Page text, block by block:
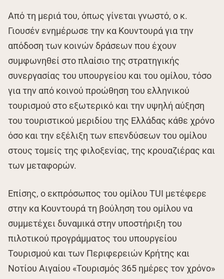
Από τη μεριά του, όπως γίνεται γνωστό, ο κ.
Γιουσέν ενημέρωσε την κα Κουντουρά για την
απόδοση των κοινών δράσεων που έχουν
συμφωνηθεί στο πλαίσιο της στρατηγικής
συνεργασίας του υπουργείου και του ομίλου, τόσο
για την από κοινού προώθηση του ελληνικού
τουρισμού στο εξωτερικό και την υψηλή αύξηση
του τουριστικού μεριδίου της Ελλάδας κάθε χρόνο
όσο και την εξέλιξη των επενδύσεων του ομίλου
στους τομείς της φιλοξενίας, της κρουαζιέρας και
των μεταφορών.
Επίσης, ο εκπρόσωπος του ομίλου TUI μετέφερε
στην κα Κουντουρά τη βούληση του ομίλου να
συμμετέχει δυναμικά στην υποστήριξη του
πιλοτικού προγράμματος του υπουργείου
Τουρισμού και των Περιφερειών Κρήτης και
Νοτίου Αιγαίου «Τουρισμός 365 ημέρες τον χρόνο»